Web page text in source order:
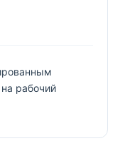
рабочий